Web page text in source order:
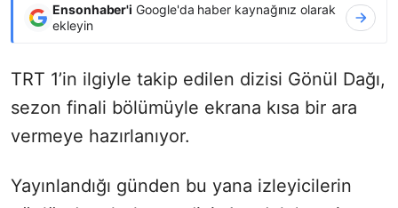
Ensonhaber'i Google'da haber kaynağınız olarak
ekleyin
TRT 1’in ilgiyle takip edilen dizisi Gönül Dağı,
sezon finali bölümüyle ekrana kısa bir ara
vermeye hazırlanıyor.
Yayınlandığı günden bu yana izleyicilerin